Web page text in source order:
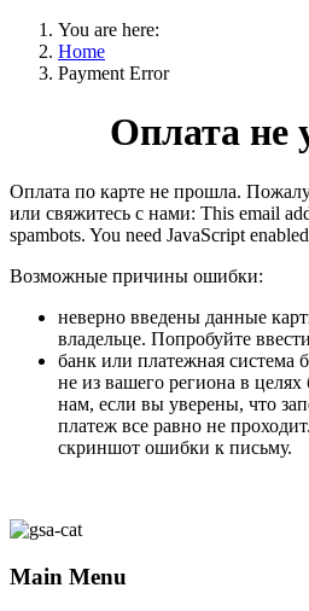
You are here:
Home
Payment Error
Оплата не
Оплата по карте не прошла.
или свяжитесь с нами: This email
spambots. You need JavaScript
Возможные причины ошибки:
неверно введены данные
владельце. Попробуйте
банк или платежная система
не из вашего региона в
нам, если вы уверены, что
платеж все равно не
скриншот ошибки к письму.
Main Menu